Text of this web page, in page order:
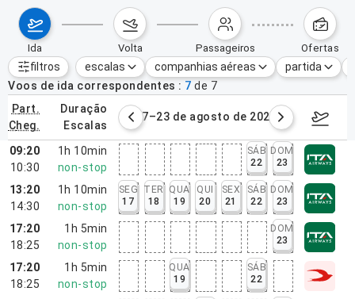
ida volta passageiros ofertas
filtros
Filtros ativos nenhum
escalas companhias aéreas partida
Voos de ida correspondentes
7 de 7
part.
cheg.
duração
escalas
agosto de 2026 17–23 de agosto de 2026 24–30
09:20
10:30
1h 10min
non-stop
SÁB
22
DOM
23
13:20
14:30
1h 10min
non-stop
SEG
17
TER
18
QUA
19
QUI
20
SEX
21
SÁB
22
DOM
23
17:20
18:25
1h 5min
non-stop
DOM
23
17:20
18:25
1h 5min
non-stop
QUA
19
SÁB
22